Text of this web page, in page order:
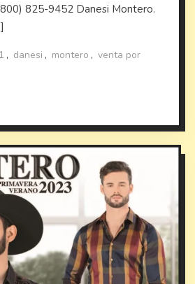
825-9452 Danesi Montero.
, danesi , montero , venta por